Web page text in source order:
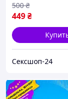
449₴
500 ₴
Сексшоп-24